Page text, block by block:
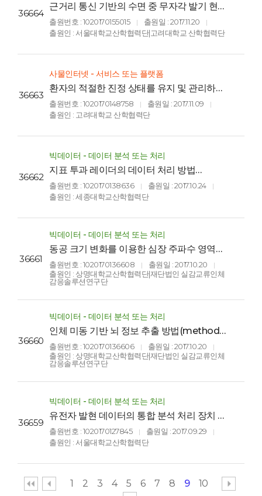
36664
근거리 통신 기반의 수면 중 무자각 발기 현상
진단 장치 및 방법(DEVICE AND METHOD
OF UNCONSCIOUS NOCTURNAL
PENILE TUMESCENCE DIAGNOSIS
출원번호 : 1020170155015 | 출원일 : 2017.11.20 |
출원인 : 서울대학교산학협력단|고려대학교 산학협력단
36663
사물인터넷 - 서비스 또는 플랫폼
환자의 적절한 진정 상태를 유지 및 관리하는
알고리즘이 내재된 환자 모니터링 시스템 및
이를 이용한 모니터링 방법(PATIENT
MONITORING SYSTEM BUILT IN THE
MONITORING AND PATIENT
MONITORING METHOD USING THE
SAME)
출원번호 : 1020170148758 | 출원일 : 2017.11.09 |
출원인 : 고려대학교 산학협력단
36662
빅데이터 - 데이터 분석 또는 처리
지표 투과 레이더의 데이터 처리 방법
(METHOD FOR PROCESSING DATA OF
GROUND PENETRATING RADAR)
출원번호 : 1020170138636 | 출원일 : 2017.10.24 |
출원인 : 세종대학교산학협력단
36661
빅데이터 - 데이터 분석 또는 처리
동공 크기 변화를 이용한 심장 주파수 영역의
정보 추출 방법 및 그 장치(Method and
system for extracting Heart Information
of Frequency domain by using pupil size
출원번호 : 1020170136608 | 출원일 : 2017.10.20 |
출원인 : 상명대학교산학협력단|재단법인 실감교류인체
감응솔루션연구단
36660
빅데이터 - 데이터 분석 또는 처리
인체 미동 기반 뇌 정보 추출 방법(method
for extracting Brain-information by
using micro-movement of Body)
출원번호 : 1020170136606 | 출원일 : 2017.10.20 |
출원인 : 상명대학교산학협력단|재단법인 실감교류인체
감응솔루션연구단
36659
빅데이터 - 데이터 분석 또는 처리
유전자 발현 데이터의 통합 분석 처리 장치 및
그 방법(APPARATUS AND METHOD
FOR INTEGRATED ANALYSIS OF GENE
EXPRESSION OMNIBUS'S GENE
출원번호 : 1020170127845 | 출원일 : 2017.09.29 |
출원인 : 서울대학교산학협력단
1 2 3 4 5 6 7 8 9 10